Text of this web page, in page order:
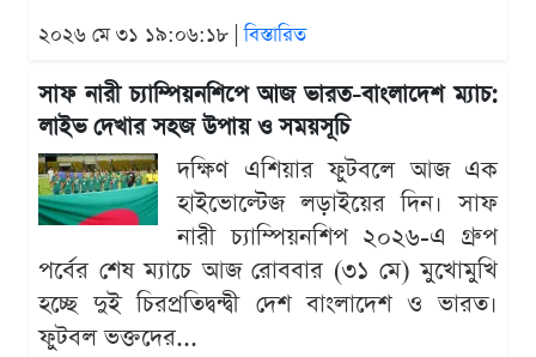
২০২৬ মে ৩১ ১৯:০৬:১৮ |বিস্তারিত
সাফ নারী চ্যাম্পিয়নশিপে আজ ভারত-বাংলাদেশ ম্যাচ:
লাইভ দেখার সহজ উপায় ও সময়সূচি
দক্ষিণ এশিয়ার ফুটবলে আজ এক
হাইভোল্টেজ লড়াইয়ের দিন। সাফ
নারী চ্যাম্পিয়নশিপ ২০২৬-এ গ্রুপ
পর্বের শেষ ম্যাচে আজ রোববার (৩১ মে) মুখোমুখি
হচ্ছে দুই চিরপ্রতিদ্বন্দ্বী দেশ বাংলাদেশ ও ভারত।
ফুটবল ভক্তদের...